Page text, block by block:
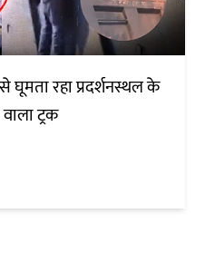
घूमता रहा प्रदर्शनस्थल के
ट्रक